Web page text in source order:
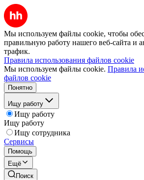
Мы используем файлы cookie, чтобы
правильную работу нашего веб-сайта и
трафик.
Правила использования файлов cookie
Мы используем файлы cookie. Правила
файлов cookie
Понятно
Ищу работу
Ищу работу
Ищу работу
Ищу сотрудника
Сервисы
Помощь
Ещё
Поиск